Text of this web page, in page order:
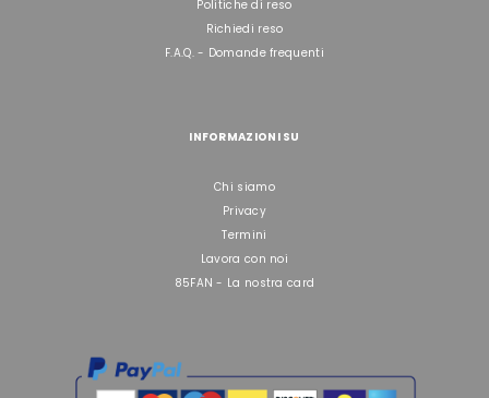
Politiche di reso
Richiedi reso
F.A.Q. - Domande frequenti
INFORMAZIONI SU
Chi siamo
Privacy
Termini
Lavora con noi
85FAN - La nostra card